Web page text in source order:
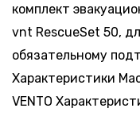
комплект
vnt RescueSet 50,
обязательному
Характеристики
VENTO